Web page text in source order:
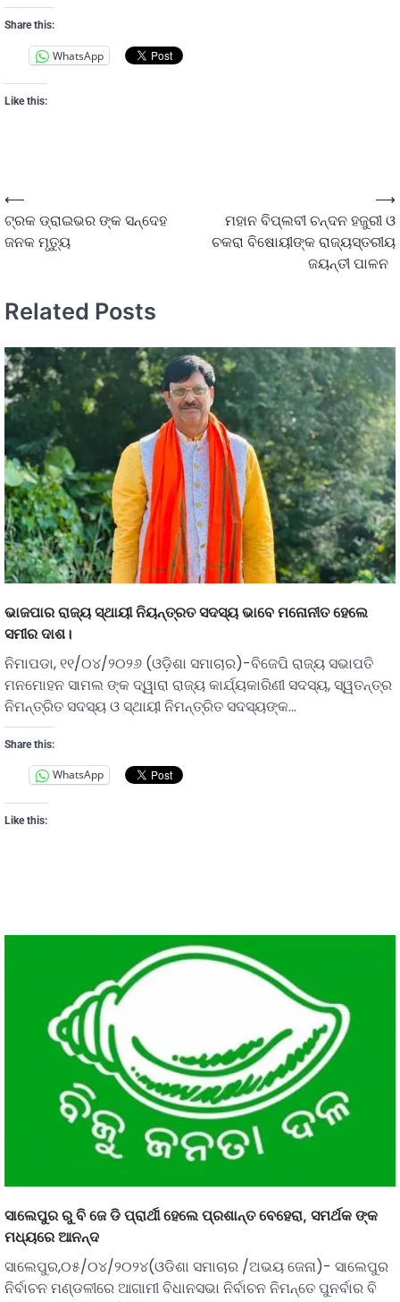
Share this:
WhatsApp
Like this:
⟵
ଟ୍ରକ ଡ୍ରାଇଭର ଙ୍କ ସନ୍ଦେହ
ଜନକ ମୃତ୍ୟୁ
ମହାନ ବିପ୍ଲବୀ ଚନ୍ଦନ ହଜୁରୀ ଓ
ଚକରା ବିଷୋୟୀଙ୍କ ରାଜ୍ୟସ୍ତରୀୟ
ଜୟନ୍ତୀ ପାଳନ
⟶
Related Posts
ଭାଜପାର ରାଜ୍ୟ ସ୍ଥାୟୀ ନିୟନ୍ତ୍ରତ ସଦସ୍ୟ ଭାବେ ମନୋନୀତ ହେଲେ
ସମୀର ଦାଶ।
ନିମାପଡା, ୧୧/୦୪/୨୦୨୬ (ଓଡ଼ିଶା ସମାଚାର)-ବିଜେପି ରାଜ୍ୟ ସଭାପତି
ମନମୋହନ ସାମଲ ଙ୍କ ଦ୍ୱାରା ରାଜ୍ୟ କାର୍ଯ୍ୟକାରିଣୀ ସଦସ୍ୟ, ସ୍ୱତନ୍ତ୍ର
ନିମନ୍ତ୍ରିତ ସଦସ୍ୟ ଓ ସ୍ଥାୟୀ ନିମନ୍ତ୍ରିତ ସଦସ୍ୟଙ୍କ…
Share this:
WhatsApp
Like this:
ସାଲେପୁର ରୁ ବି ଜେ ଡି ପ୍ରାର୍ଥୀ ହେଲେ ପ୍ରଶାନ୍ତ ବେହେରା, ସମର୍ଥକ ଙ୍କ
ମଧ୍ୟରେ ଆନନ୍ଦ
ସାଲେପୁର,୦୫/୦୪/୨୦୨୪(ଓଡିଶା ସମାଚାର /ଅଭୟ ଜେନା)- ସାଲେପୁର
ନିର୍ବାଚନ ମଣ୍ଡଳୀରେ ଆଗାମୀ ବିଧାନସଭା ନିର୍ବାଚନ ନିମନ୍ତେ ପୁନର୍ବାର ବି